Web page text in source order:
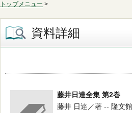
トップメニュー >
資料詳細
藤井日達全集 第2巻
藤井 日達／著 -- 隆文